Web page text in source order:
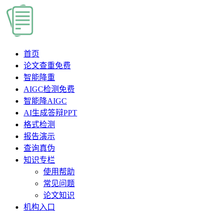
首页
论文查重免费
智能降重
AIGC检测 免费
智能降AIGC
AI生成答辩PPT
格式检测
报告演示
查询真伪
知识专栏
使用帮助
常见问题
论文知识
机构入口